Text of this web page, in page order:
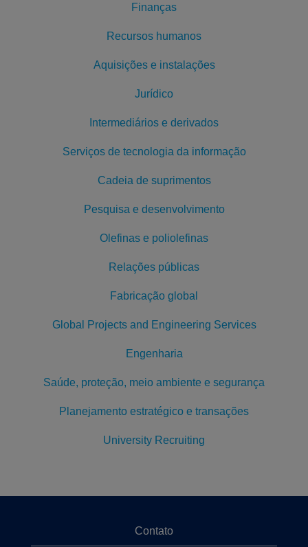
Finanças
Recursos humanos
Aquisições e instalações
Jurídico
Intermediários e derivados
Serviços de tecnologia da informação
Cadeia de suprimentos
Pesquisa e desenvolvimento
Olefinas e poliolefinas
Relações públicas
Fabricação global
Global Projects and Engineering Services
Engenharia
Saúde, proteção, meio ambiente e segurança
Planejamento estratégico e transações
University Recruiting
Contato